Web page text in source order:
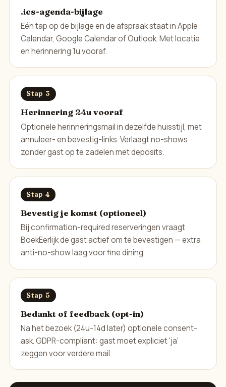
.ics-agenda-bijlage
Eén tap op de bijlage en de afspraak staat in Apple
Calendar, Google Calendar of Outlook. Met locatie
en herinnering 1u vooraf.
Stap 3
Herinnering 24u vooraf
Optionele herinneringsmail in dezelfde huisstijl, met
annuleer- en bevestig-links. Verlaagt no-shows
zonder gast op te zadelen met deposits.
Stap 4
Bevestig je komst (optioneel)
Bij confirmation-required reserveringen vraagt
BoekEerlijk de gast actief om te bevestigen — extra
anti-no-show laag voor fine dining.
Stap 5
Bedankt of feedback (opt-in)
Na het bezoek (24u-14d later) optionele consent-
ask. GDPR-compliant: gast moet expliciet 'ja'
zeggen voor verdere mail.